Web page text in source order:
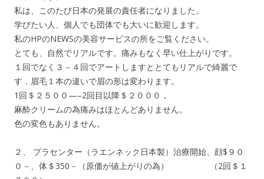
私は、このたび日本の発展の責任者になりました。
学びたい人、個人でも団体でも大いに歓迎します。
私のHPのNEWSの美容サービスの所をご覧ください。
とても、自然でリアルです。痛みもなく早い仕上がりです。
１回でなく３－４回でアートしますととてもリアルで綺麗で
す．眉毛１本の違いで眉の形は変わります。
1回＄２５００—–2回目以降＄２０００，
麻酔クリームの為痛みはほとんどありません。
色の変色もありません。
２、 プラセンター（ラエンネック日本製）治療開始、顔$９０
０－、体＄350－（原価が値上がりの為） （2回＄１